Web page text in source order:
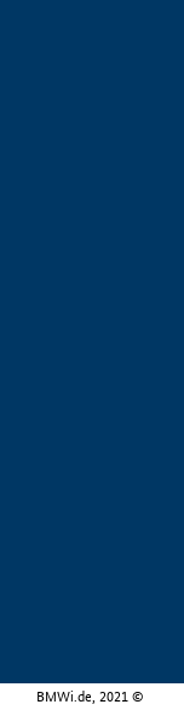
BMWi.de, 2021 ©